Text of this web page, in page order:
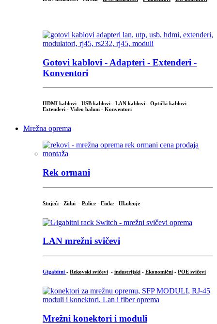
Gotovi kablovi - Adapteri - Extenderi -
Konventori
HDMI kablovi - USB kablovi - LAN kablovi - Optički kablovi -
Extenderi - Video baluni - Konventori
Mrežna oprema
Rek ormani
Stojeći - Zidni - Police - Fioke - Hlađenje
LAN mrežni svičevi
Gigabitni - Rekovski svičevi - industrijski - Ekonomični - POE svičevi
Mrežni konektori i moduli